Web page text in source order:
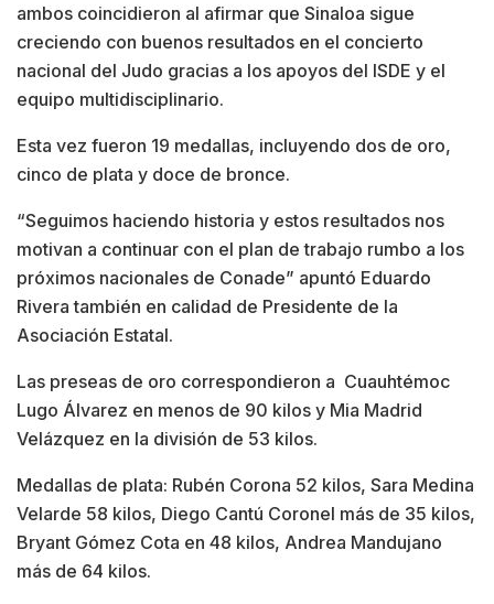
ambos coincidieron al afirmar que Sinaloa sigue
creciendo con buenos resultados en el concierto
nacional del Judo gracias a los apoyos del ISDE y el
equipo multidisciplinario.
Esta vez fueron 19 medallas, incluyendo dos de oro,
cinco de plata y doce de bronce.
“Seguimos haciendo historia y estos resultados nos
motivan a continuar con el plan de trabajo rumbo a los
próximos nacionales de Conade” apuntó Eduardo
Rivera también en calidad de Presidente de la
Asociación Estatal.
Las preseas de oro correspondieron a Cuauhtémoc
Lugo Álvarez en menos de 90 kilos y Mia Madrid
Velázquez en la división de 53 kilos.
Medallas de plata: Rubén Corona 52 kilos, Sara Medina
Velarde 58 kilos, Diego Cantú Coronel más de 35 kilos,
Bryant Gómez Cota en 48 kilos, Andrea Mandujano
más de 64 kilos.